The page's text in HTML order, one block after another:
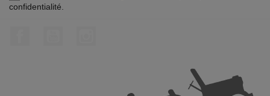
confidentialité.